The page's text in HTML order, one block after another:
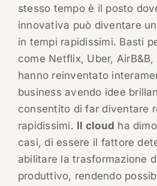
stesso tempo è il posto
innovativa può diventare
in tempi rapidissimi. Basti
come Netflix, Uber,
hanno reinventato
business avendo idee
consentito di far diventare
rapidissimi. Il cloud ha
casi, di essere il fattore
abilitare la trasformazione
produttivo, rendendo